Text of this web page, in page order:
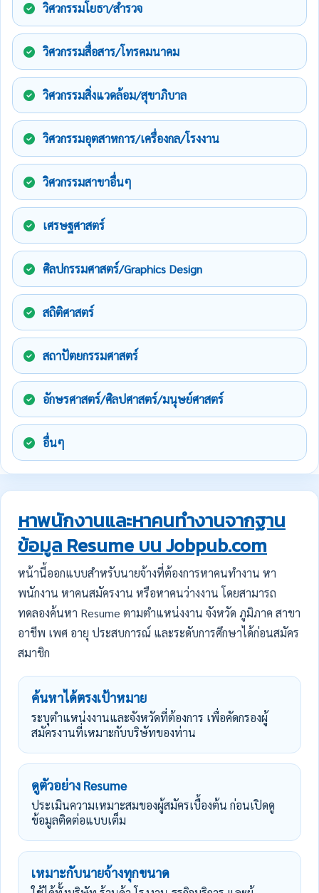
วิศวกรรมโยธา/สำรวจ
วิศวกรรมสื่อสาร/โทรคมนาคม
วิศวกรรมสิ่งแวดล้อม/สุขาภิบาล
วิศวกรรมอุตสาหการ/เครื่องกล/โรงงาน
วิศวกรรมสาขาอื่นๆ
เศรษฐศาสตร์
ศิลปกรรมศาสตร์/Graphics Design
สถิติศาสตร์
สถาปัตยกรรมศาสตร์
อักษรศาสตร์/ศิลปศาสตร์/มนุษย์ศาสตร์
อื่นๆ
หาพนักงานและหาคนทำงานจากฐาน
ข้อมูล Resume บน Jobpub.com
หน้านี้ออกแบบสำหรับนายจ้างที่ต้องการหาคนทำงาน หา
พนักงาน หาคนสมัครงาน หรือหาคนว่างงาน โดยสามารถ
ทดลองค้นหา Resume ตามตำแหน่งงาน จังหวัด ภูมิภาค สาขา
อาชีพ เพศ อายุ ประสบการณ์ และระดับการศึกษาได้ก่อนสมัคร
สมาชิก
ค้นหาได้ตรงเป้าหมาย
ระบุตำแหน่งงานและจังหวัดที่ต้องการ เพื่อคัดกรองผู้
สมัครงานที่เหมาะกับบริษัทของท่าน
ดูตัวอย่าง Resume
ประเมินความเหมาะสมของผู้สมัครเบื้องต้น ก่อนเปิดดู
ข้อมูลติดต่อแบบเต็ม
เหมาะกับนายจ้างทุกขนาด